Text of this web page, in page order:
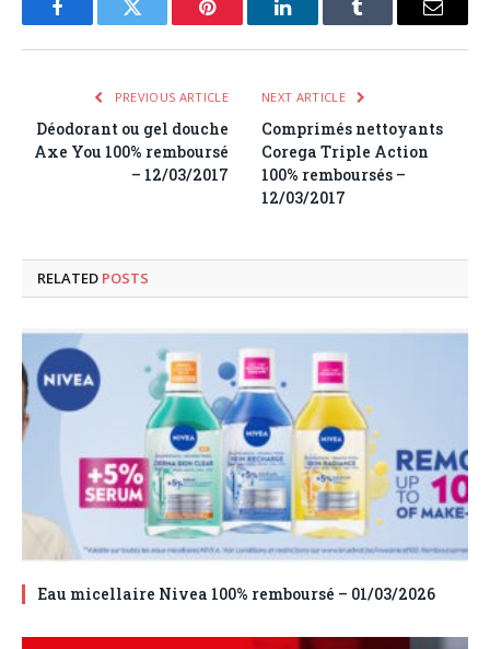
FacebookTwitter Pinterest LinkedInTumblr Email
PREVIOUS ARTICLE
Déodorant ou gel douche
Axe You 100% remboursé
– 12/03/2017
NEXT ARTICLE
Comprimés nettoyants
Corega Triple Action
100% remboursés –
12/03/2017
RELATED POSTS
Eau micellaire Nivea 100% remboursé – 01/03/2026